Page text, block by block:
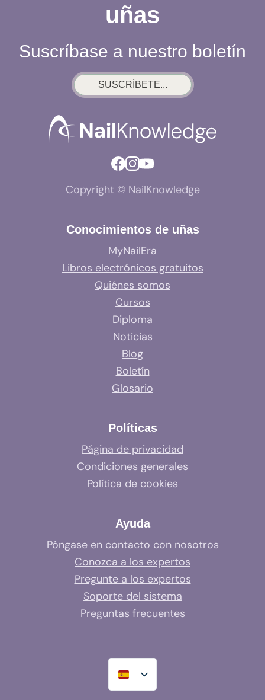
uñas
Suscríbase a nuestro boletín
SUSCRÍBETE...
Copyright © NailKnowledge
Conocimientos de uñas
MyNailEra
Libros electrónicos gratuitos
Quiénes somos
Cursos
Diploma
Noticias
Blog
Boletín
Glosario
Políticas
Página de privacidad
Condiciones generales
Política de cookies
Ayuda
Póngase en contacto con nosotros
Conozca a los expertos
Pregunte a los expertos
Soporte del sistema
Preguntas frecuentes